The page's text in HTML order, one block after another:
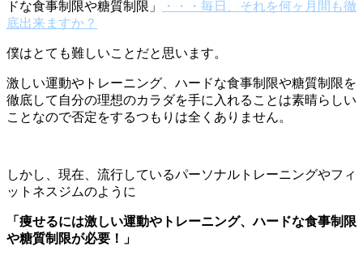
ドな食事制限や糖質制限」
・・・毎日、それを何ヶ月間も徹
底出来ますか？
僕はとても難しいことだと思います。
激しい運動やトレーニング、ハードな食事制限や糖質制限を
徹底して自分の理想のカラダを手に入れることは素晴らしい
ことなので否定をするつもりは全くありません。
しかし、現在、流行しているパーソナルトレーニングやフィ
ットネスジムのように
「痩せるには激しい運動やトレーニング、ハードな食事制限
や糖質制限が必要！」